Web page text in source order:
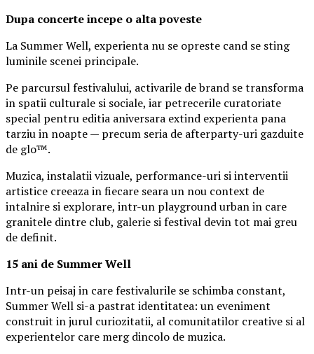
Dupa concerte incepe o alta poveste
La Summer Well, experienta nu se opreste cand se sting
luminile scenei principale.
Pe parcursul festivalului, activarile de brand se transforma
in spatii culturale si sociale, iar petrecerile curatoriate
special pentru editia aniversara extind experienta pana
tarziu in noapte — precum seria de afterparty-uri gazduite
de glo™.
Muzica, instalatii vizuale, performance-uri si interventii
artistice creeaza in fiecare seara un nou context de
intalnire si explorare, intr-un playground urban in care
granitele dintre club, galerie si festival devin tot mai greu
de definit.
15 ani de Summer Well
Intr-un peisaj in care festivalurile se schimba constant,
Summer Well si-a pastrat identitatea: un eveniment
construit in jurul curiozitatii, al comunitatilor creative si al
experientelor care merg dincolo de muzica.